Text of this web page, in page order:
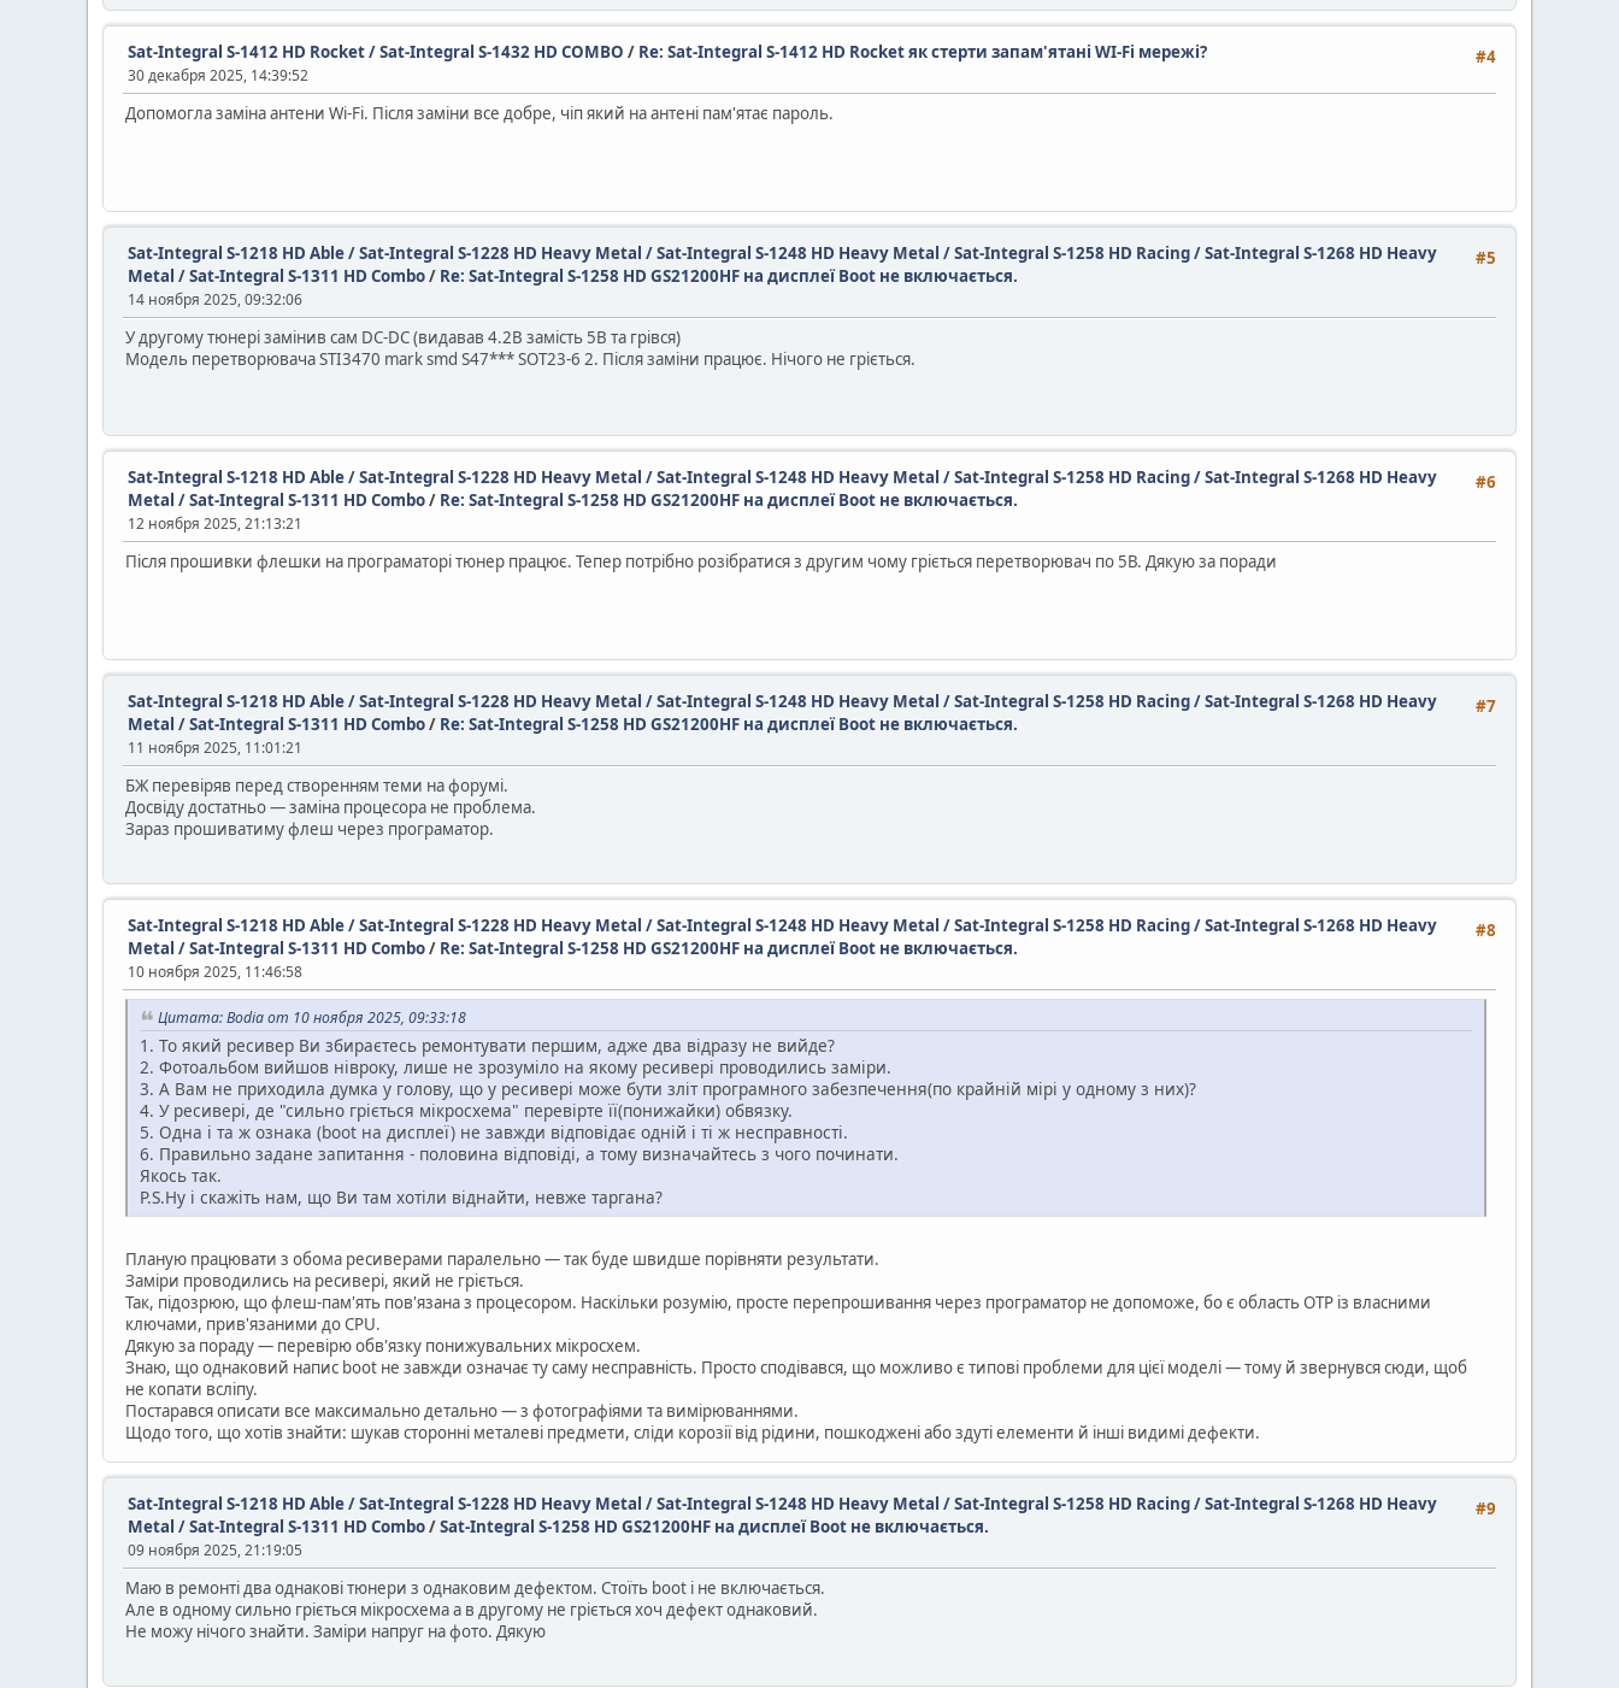
#4
Sat-Integral S-1412 HD Rocket / Sat-Integral S-1432 HD COMBO / Re: Sat-Integral S-1412 HD Rocket як стерти запам'ятані WI-Fi мережі?
30 декабря 2025, 14:39:52
Допомогла заміна антени Wi-Fi. Після заміни все добре, чіп який на антені пам'ятає пароль.
#5
Sat-Integral S-1218 HD Able / Sat-Integral S-1228 HD Heavy Metal / Sat-Integral S-1248 HD Heavy Metal / Sat-Integral S-1258 HD Racing / Sat-Integral S-1268 HD Heavy
Metal / Sat-Integral S-1311 HD Combo/ Re: Sat-Integral S-1258 HD GS21200HF на дисплеї Boot не включається.
14 ноября 2025, 09:32:06
У другому тюнері замінив сам DC-DC (видавав 4.2В замість 5В та грівся)
Модель перетворювача STI3470 mark smd S47*** SOT23-6 2. Після заміни працює. Нічого не гріється.
#6
Sat-Integral S-1218 HD Able / Sat-Integral S-1228 HD Heavy Metal / Sat-Integral S-1248 HD Heavy Metal / Sat-Integral S-1258 HD Racing / Sat-Integral S-1268 HD Heavy
Metal / Sat-Integral S-1311 HD Combo/ Re: Sat-Integral S-1258 HD GS21200HF на дисплеї Boot не включається.
12 ноября 2025, 21:13:21
Після прошивки флешки на програматорі тюнер працює. Тепер потрібно розібратися з другим чому гріється перетворювач по 5В. Дякую за поради
#7
Sat-Integral S-1218 HD Able / Sat-Integral S-1228 HD Heavy Metal / Sat-Integral S-1248 HD Heavy Metal / Sat-Integral S-1258 HD Racing / Sat-Integral S-1268 HD Heavy
Metal / Sat-Integral S-1311 HD Combo/ Re: Sat-Integral S-1258 HD GS21200HF на дисплеї Boot не включається.
11 ноября 2025, 11:01:21
БЖ перевіряв перед створенням теми на форумі.
Досвіду достатньо — заміна процесора не проблема.
Зараз прошиватиму флеш через програматор.
#8
Sat-Integral S-1218 HD Able / Sat-Integral S-1228 HD Heavy Metal / Sat-Integral S-1248 HD Heavy Metal / Sat-Integral S-1258 HD Racing / Sat-Integral S-1268 HD Heavy
Metal / Sat-Integral S-1311 HD Combo/ Re: Sat-Integral S-1258 HD GS21200HF на дисплеї Boot не включається.
10 ноября 2025, 11:46:58
Цитата: Bodia от 10 ноября 2025, 09:33:18
1. То який ресивер Ви збираєтесь ремонтувати першим, адже два відразу не вийде?
2. Фотоальбом вийшов нівроку, лише не зрозуміло на якому ресивері проводились заміри.
3. А Вам не приходила думка у голову, що у ресивері може бути зліт програмного забезпечення(по крайній мірі у одному з них)?
4. У ресивері, де "сильно гріється мікросхема" перевірте її(понижайки) обвязку.
5. Одна і та ж ознака (boot на дисплеї) не завжди відповідає одній і ті ж несправності.
6. Правильно задане запитання - половина відповіді, а тому визначайтесь з чого починати.
Якось так.
P.S.Ну і скажіть нам, що Ви там хотіли віднайти, невже таргана?
Планую працювати з обома ресиверами паралельно — так буде швидше порівняти результати.
Заміри проводились на ресивері, який не гріється.
Так, підозрюю, що флеш-пам'ять пов'язана з процесором. Наскільки розумію, просте перепрошивання через програматор не допоможе, бо є область OTP із власними
ключами, прив'язаними до CPU.
Дякую за пораду — перевірю обв'язку понижувальних мікросхем.
Знаю, що однаковий напис boot не завжди означає ту саму несправність. Просто сподівався, що можливо є типові проблеми для цієї моделі — тому й звернувся сюди, щоб
не копати всліпу.
Постарався описати все максимально детально — з фотографіями та вимірюваннями.
Щодо того, що хотів знайти: шукав сторонні металеві предмети, сліди корозії від рідини, пошкоджені або здуті елементи й інші видимі дефекти.
#9
Sat-Integral S-1218 HD Able / Sat-Integral S-1228 HD Heavy Metal / Sat-Integral S-1248 HD Heavy Metal / Sat-Integral S-1258 HD Racing / Sat-Integral S-1268 HD Heavy
Metal / Sat-Integral S-1311 HD Combo/Sat-Integral S-1258 HD GS21200HF на дисплеї Boot не включається.
09 ноября 2025, 21:19:05
Маю в ремонті два однакові тюнери з однаковим дефектом. Стоїть boot і не включається.
Але в одному сильно гріється мікросхема а в другому не гріється хоч дефект однаковий.
Не можу нічого знайти. Заміри напруг на фото. Дякую